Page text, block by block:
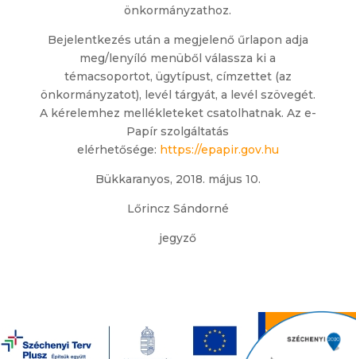
önkormányzathoz.
Bejelentkezés után a megjelenő űrlapon adja
meg/lenyíló menüből válassza ki a
témacsoportot, ügytípust, címzettet (az
önkormányzatot), levél tárgyát, a levél szövegét.
A kérelemhez mellékleteket csatolhatnak. Az e-
Papír szolgáltatás
elérhetősége: https://epapir.gov.hu
Bükkaranyos, 2018. május 10.
Lőrincz Sándorné
jegyző
Bükkaranyos Község Önkormányzata 2019. | 3554
Bükkaranyos, Petőfi út 100. | Tel.: +36 46 476 352 |